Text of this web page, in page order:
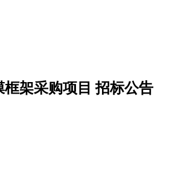
架采购项目 招标公告